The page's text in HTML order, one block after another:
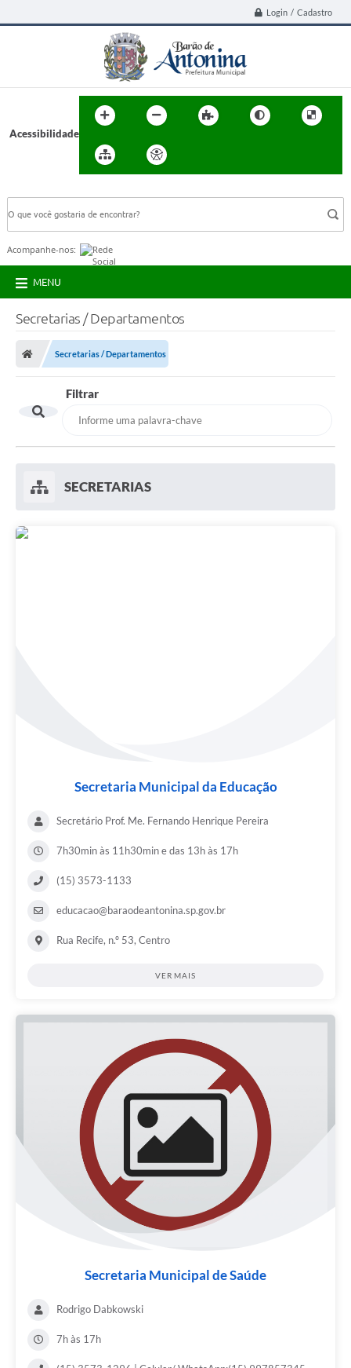
Login / Cadastro
Acessibilidade
Acompanhe-nos:
MENU
Secretarias / Departamentos
Secretarias / Departamentos
Filtrar
SECRETARIAS
Secretaria Municipal da Educação
Secretário Prof. Me. Fernando Henrique Pereira
7h30min às 11h30min e das 13h às 17h
(15) 3573-1133
educacao@baraodeantonina.sp.gov.br
Rua Recife, n.º 53, Centro
VER MAIS
Secretaria Municipal de Saúde
Rodrigo Dabkowski
7h às 17h